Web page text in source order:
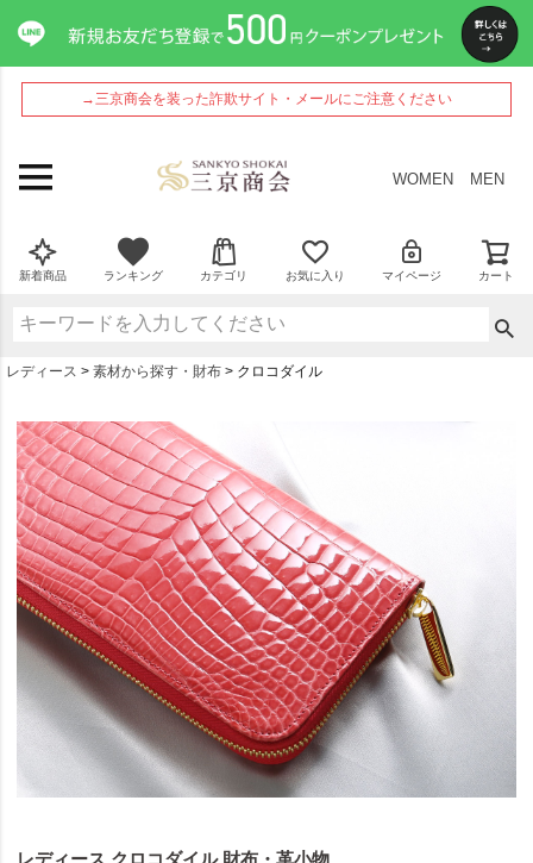
→三京商会を装った詐欺サイト・メールにご注意ください
WOMEN MEN
新着商品 ランキング カテゴリ お気に入り マイページ カート
レディース 素材から探す・財布 クロコダイル